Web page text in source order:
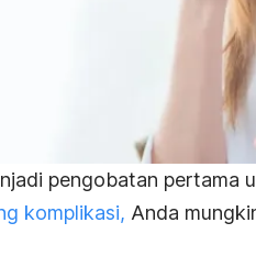
pengobatan pertama
komplikasi, Anda